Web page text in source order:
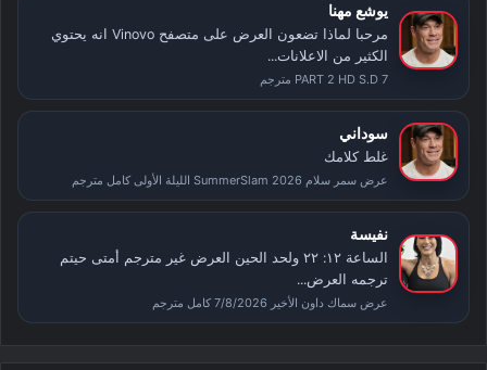
يوشع مهنا
مرحبا لماذا تضعون العرض على متصفح Vinovo انه يحتوي
الكثير من الاعلانات...
PART 2 HD S.D 7 مترجم
سوداني
غلط كلامك
عرض سمر سلام SummerSlam 2026 الليلة الأولى كامل مترجم
نفيسة
الساعة ١٢: ٢٢ ولحد الحين العرض غير مترجم أمتى حيتم
ترجمه العرض...
عرض سماك داون الأخير 7/8/2026 كامل مترجم